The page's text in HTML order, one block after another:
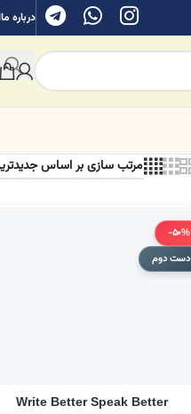
درباره ما
-50%
دست دوم
Write Better Speak Better